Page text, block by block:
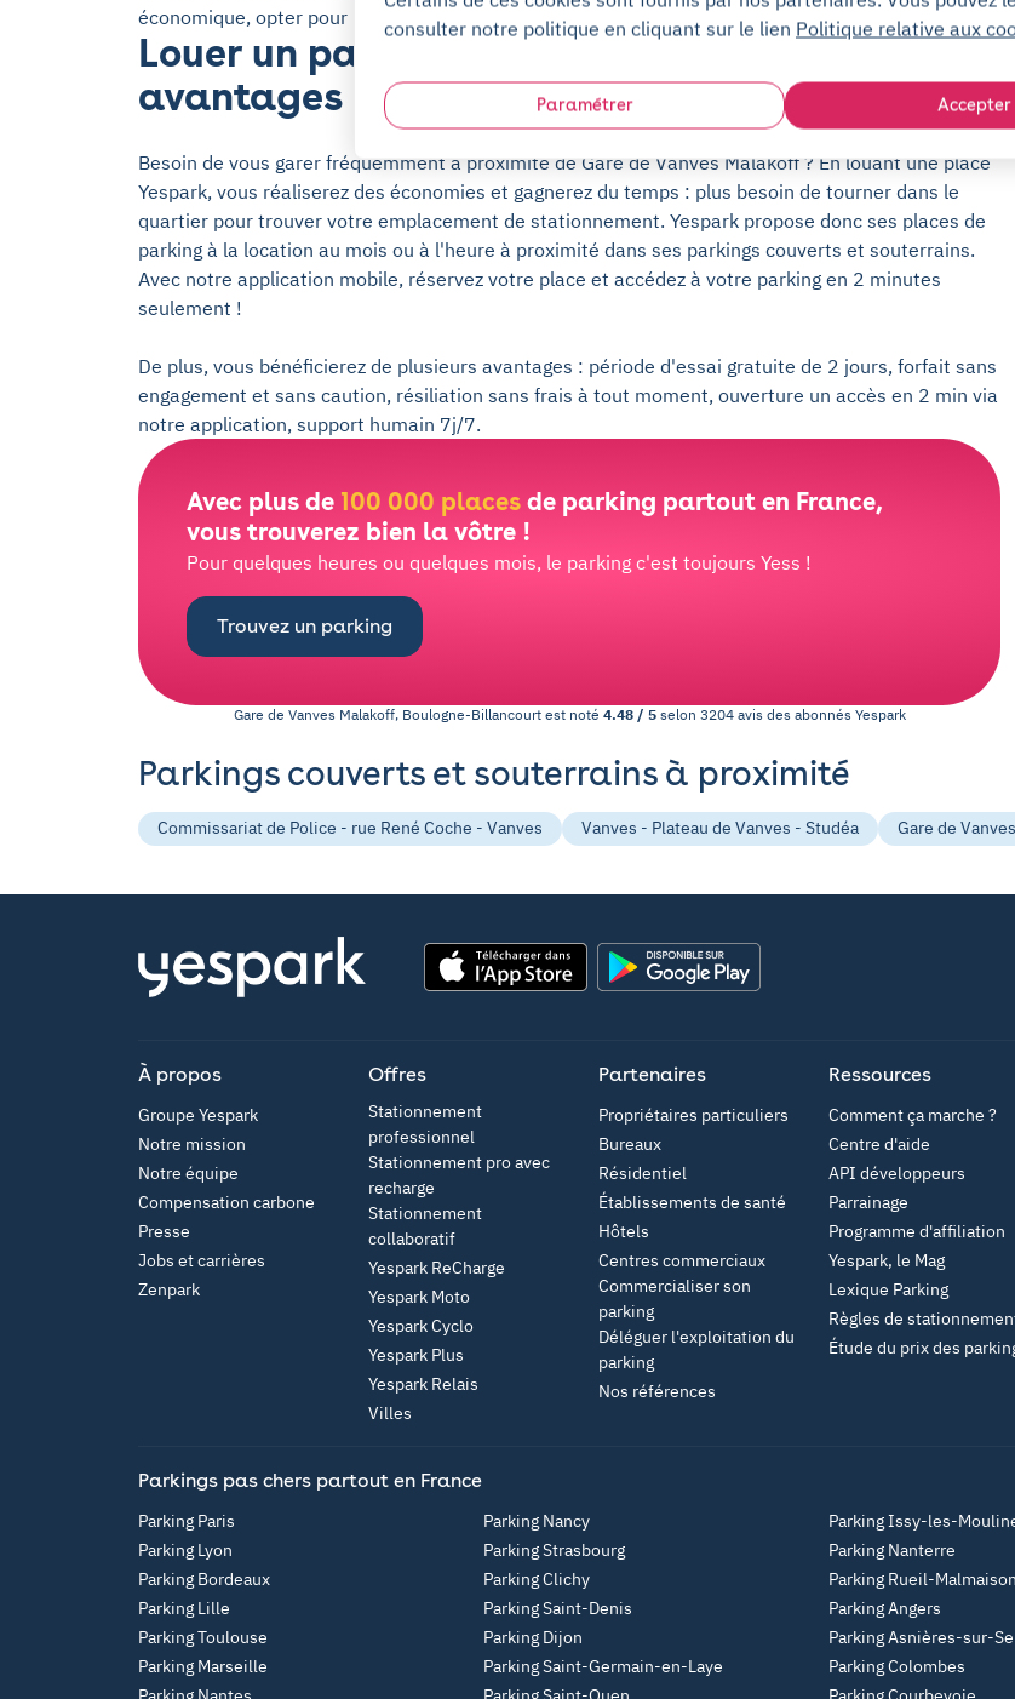
économique, opter pour un stationnement à long terme.
Louer un parking avec Yespark : les
avantages
Besoin de vous garer fréquemment à proximité de Gare de Vanves Malakoff ? En louant une place
Yespark, vous réaliserez des économies et gagnerez du temps : plus besoin de tourner dans le
quartier pour trouver votre emplacement de stationnement. Yespark propose donc ses places de
parking à la location au mois ou à l'heure à proximité dans ses parkings couverts et souterrains.
Avec notre application mobile, réservez votre place et accédez à votre parking en 2 minutes
seulement !
De plus, vous bénéficierez de plusieurs avantages : période d'essai gratuite de 2 jours, forfait sans
engagement et sans caution, résiliation sans frais à tout moment, ouverture un accès en 2 min via
notre application, support humain 7j/7.
Avec plus de 100 000 places de parking partout en France,
vous trouverez bien la vôtre !
Pour quelques heures ou quelques mois, le parking c'est toujours Yess !
Trouvez un parking
Gare de Vanves Malakoff, Boulogne-Billancourtest noté 4.48 / 5 selon 3204avis des abonnés Yespark
Parkings couverts et souterrains à proximité
Commissariat de Police - rue René Coche - Vanves Vanves - Plateau de Vanves - Studéa Gare de
À propos
Groupe Yespark
Notre mission
Notre équipe
Compensation carbone
Presse
Jobs et carrières
Zenpark
Offres
Stationnement
professionnel
Stationnement pro avec
recharge
Stationnement
collaboratif
Yespark ReCharge
Yespark Moto
Yespark Cyclo
Yespark Plus
Yespark Relais
Villes
Partenaires
Propriétaires particuliers
Bureaux
Résidentiel
Établissements de santé
Hôtels
Centres commerciaux
Commercialiser son
parking
Déléguer l'exploitation du
parking
Nos références
Ressources
Comment ça marche ?
Centre d'aide
API développeurs
Parrainage
Programme d'affiliation
Yespark, le Mag
Lexique Parking
Règles de
Étude du prix des
Parkings pas chers partout en France
Parking Paris
Parking Lyon
Parking Bordeaux
Parking Lille
Parking Toulouse
Parking Marseille
Parking Nancy
Parking Strasbourg
Parking Clichy
Parking Saint-Denis
Parking Dijon
Parking Saint-Germain-en-Laye
Parking Issy-les-
Parking Nanterre
Parking Rueil-Malmaison
Parking Angers
Parking Asnières-sur-
Parking Colombes
consulter notre politique en cliquant sur le lien Politique relative aux
Paramétrer